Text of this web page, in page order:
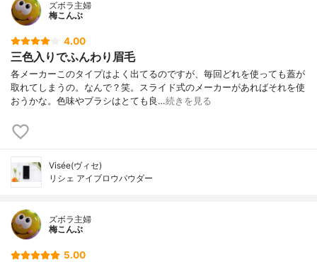
ズボラ主婦
梅こんぶ
4.00
三色入りでふんわり眉毛
各メーカーこのタイプはよく出てるのですが、毎回どれを使っても蓋が
取れてしまうの。なんで？笑。スライド式のメーカーがあればそれを使
おうかな。色味やブラシはとても良…続きを見る
Visée(ヴィセ)
リシェ アイブロウパウダー
ズボラ主婦
梅こんぶ
5.00